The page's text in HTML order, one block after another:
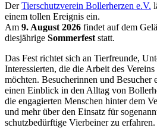
DerTierschutzverein Bollerherzen e.V.
einem tollen Ereignis ein.
Am 9. August 2026 findet auf dem
diesjährige Sommerfest statt.
Das Fest richtet sich an Tierfreunde,
Interessierten, die die Arbeit des
möchten. Besucherinnen und Besucher
einen Einblick in den Alltag von
die engagierten Menschen hinter dem
und mehr über den Einsatz für
schutzbedürftige Vierbeiner zu erfahren.